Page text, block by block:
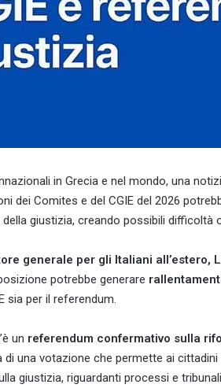
in Grecia e nel mondo, una
dei Comites e del CGIE del 2026
giustizia, creando possibili difficoltà
generale per gli Italiani all’estero,
potrebbe generare
sia per il referendum.
un referendum confermativo sulla
di una votazione che permette ai
giustizia, riguardanti processi e